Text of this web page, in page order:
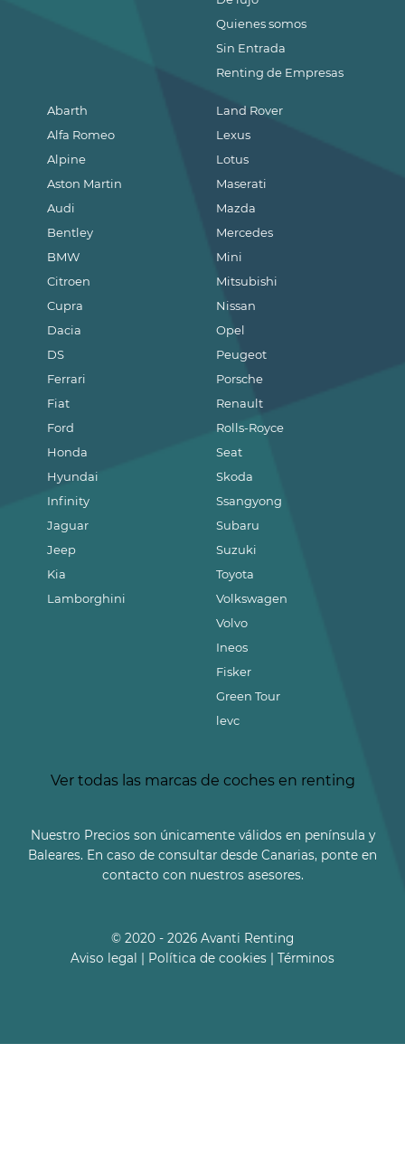
Abarth
Alfa Romeo
Alpine
Aston Martin
Audi
Bentley
BMW
Citroen
Cupra
Dacia
DS
Ferrari
Fiat
Ford
Honda
Hyundai
Infinity
Jaguar
Jeep
Kia
Lamborghini
Land Rover
Lexus
Lotus
Maserati
Mazda
Mercedes
Mini
Mitsubishi
Nissan
Opel
Peugeot
Porsche
Renault
Rolls-Royce
Seat
Skoda
Ssangyong
Subaru
Suzuki
Toyota
Volkswagen
Volvo
Ineos
Fisker
Green Tour
levc
Quienes somos
Sin Entrada
Renting de Empresas
Ver todas las marcas de coches en renting
Nuestro Precios son únicamente válidos en península y
Baleares. En caso de consultar desde Canarias, ponte en
contacto con nuestros asesores.
© 2020 - 2026 Avanti Renting
Aviso legal
Política de cookies Términos